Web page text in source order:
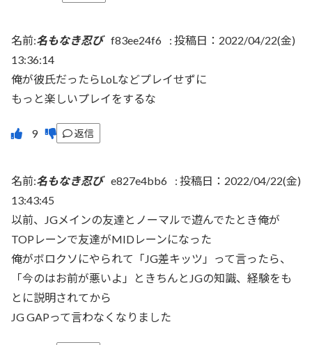
名前:名もなき忍び f83ee24f6 : 投稿日：2022/04/22(金)
13:36:14
俺が彼氏だったらLoLなどプレイせずに
もっと楽しいプレイをするな
返信
名前:名もなき忍び e827e4bb6 : 投稿日：2022/04/22(金)
13:43:45
以前、JGメインの友達とノーマルで遊んでたとき俺が
TOPレーンで友達がMIDレーンになった
俺がボロクソにやられて「JG差キッツ」って言ったら、
「今のはお前が悪いよ」ときちんとJGの知識、経験をも
とに説明されてから
JG GAPって言わなくなりました